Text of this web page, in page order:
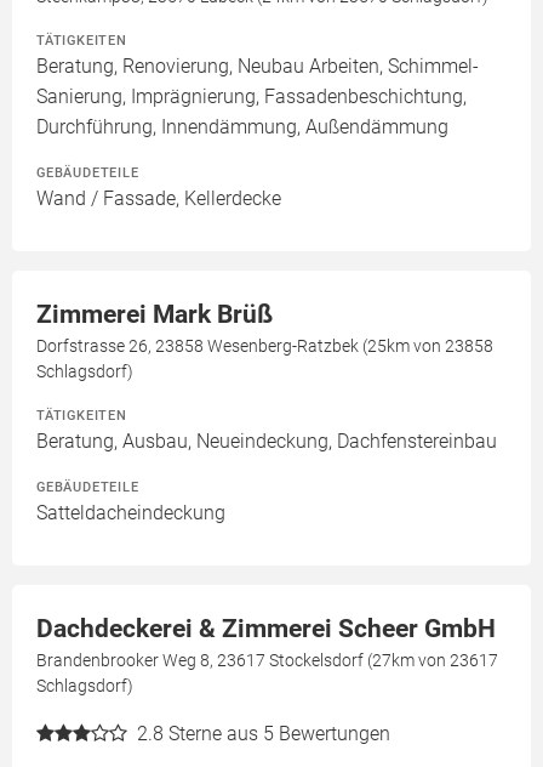
TÄTIGKEITEN
Beratung, Renovierung, Neubau Arbeiten, Schimmel-
Sanierung, Imprägnierung, Fassadenbeschichtung,
Durchführung, Innendämmung, Außendämmung
GEBÄUDETEILE
Wand / Fassade, Kellerdecke
Zimmerei Mark Brüß
Dorfstrasse 26, 23858 Wesenberg-Ratzbek (25km von 23858
Schlagsdorf)
TÄTIGKEITEN
Beratung, Ausbau, Neueindeckung, Dachfenstereinbau
GEBÄUDETEILE
Satteldacheindeckung
Dachdeckerei & Zimmerei Scheer GmbH
Brandenbrooker Weg 8, 23617 Stockelsdorf (27km von 23617
Schlagsdorf)
2.8 Sterne aus 5 Bewertungen